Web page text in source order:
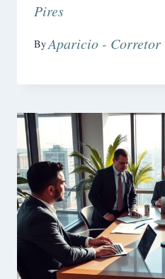
Pires
ByAparicio - Corretor